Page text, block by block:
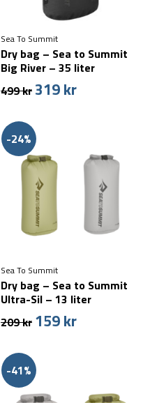
Sea To Summit
Dry bag – Sea to Summit
Big River – 35 liter
499kr Den
var:
499 kr.
319krDen
319 kr.
-24%
Sea To Summit
Dry bag – Sea to Summit
Ultra-Sil – 13 liter
209kr Den
var:
209 kr.
159krDen
-41%